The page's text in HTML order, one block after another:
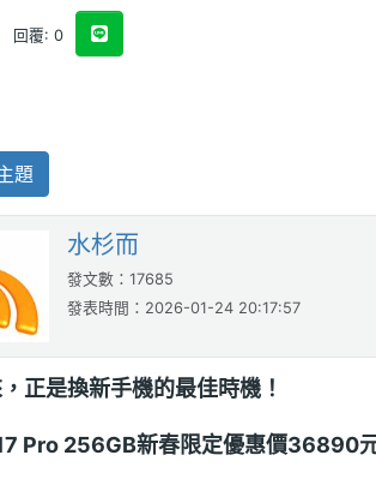
回覆: 0
題
水杉而
發文數：17685
發表時間：2026-01-24 20:17:57
正是換新手機的最佳時機！
Pro 256GB新春限定優惠價36890